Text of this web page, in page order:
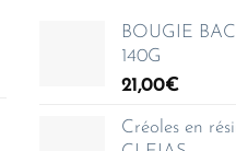
BOUGIE
140G
21,00€
Créoles en